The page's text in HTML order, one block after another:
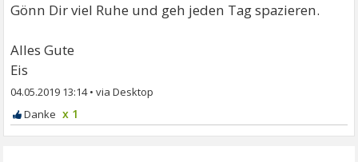
Gönn Dir viel Ruhe und geh jeden Tag spazieren.
Alles Gute
Eis
04.05.2019 13:14•
x 1